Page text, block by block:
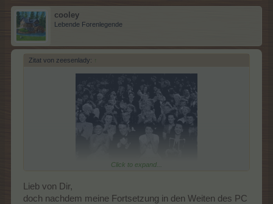
cooley
Lebende Forenlegende
Zitat von zeesenlady: ↑
Du siehst, lieber Winni, freuen sich alle, das es hier weitergeht...
Click to expand...
Lieb von Dir,
doch nachdem meine Fortsetzung in den Weiten des PC